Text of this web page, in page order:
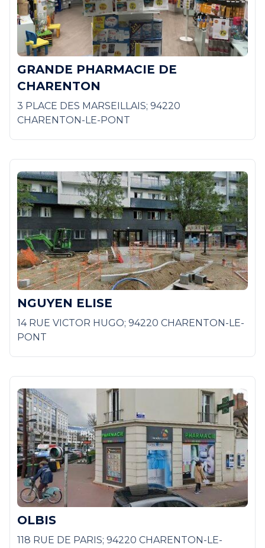
GRANDE PHARMACIE DE
CHARENTON
3 PLACE DES MARSEILLAIS; 94220
CHARENTON-LE-PONT
NGUYEN ELISE
14 RUE VICTOR HUGO; 94220 CHARENTON-LE-
PONT
OLBIS
118 RUE DE PARIS; 94220 CHARENTON-LE-